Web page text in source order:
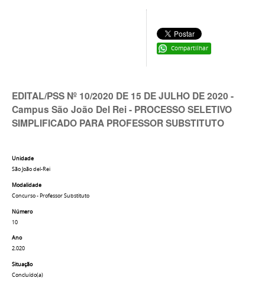
Compartilhar
EDITAL/PSS Nº 10/2020 DE 15 DE JULHO DE 2020 -
Campus São João Del Rei - PROCESSO SELETIVO
SIMPLIFICADO PARA PROFESSOR SUBSTITUTO
Unidade
São João del-Rei
Modalidade
Concurso - Professor Substituto
Número
10
Ano
2.020
Situação
Concluído(a)